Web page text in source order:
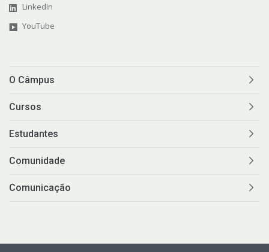
LinkedIn
YouTube
O Câmpus
Cursos
Estudantes
Comunidade
Comunicação